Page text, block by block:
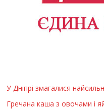
У Дніпрі змагалися
Гречана каша з овочами і